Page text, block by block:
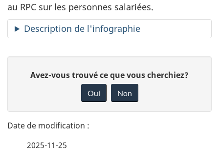
au RPC sur les personnes salariées.
Description de l'infographie
t
a
n
Avez-vous trouvé ce que vous cherchiez?
Oui Non
2025-11-25